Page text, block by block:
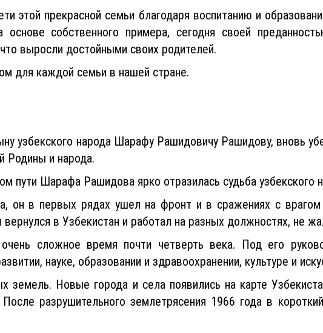
этой прекрасной семьи благодаря воспитанию и
собственного примера, сегодня своей
выросли достойными своих родителей.
для каждой семьи в нашей стране.
узбекского народа Шарафу Рашидовичу Рашидову, вновь
Родины и народа.
пути Шарафа Рашидова ярко отразилась судьба узбекского
он в первых рядах ушел на фронт и в сражениях с
в Узбекистан и работал на разных должностях, не
сложное время почти четверть века. Под его
науке, образовании и здравоохранении, культуре и
земель. Новые города и села появились на карте
разрушительного землетрясения 1966 года в